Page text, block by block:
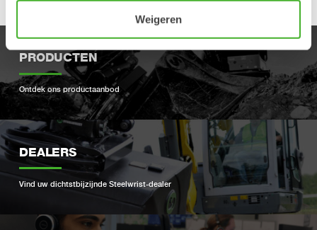
Weigeren
PRODUCTEN
Ontdek ons ​​productaanbod
DEALERS
Vind uw dichtstbijzijnde Steelwrist-dealer